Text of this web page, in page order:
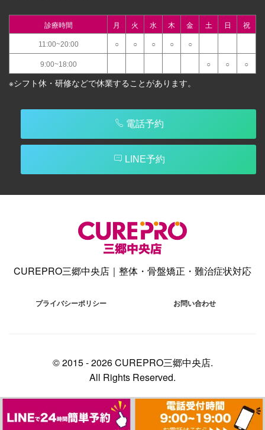
診療時間 月 火 水 木 金 土 日 祝
11:00~20:00 ○ ○ ○ ○ ○
9:00~18:00 ○ ○ ○
※シフト休・研修などで休業することがあります。
電話予約
LINE予約
CUREPRO三郷中央店｜整体・骨盤矯正・難治症状対応
プライバシーポリシー お問い合わせ
© 2015 -2026 CUREPRO三郷中央店.
All Rights Reserved.